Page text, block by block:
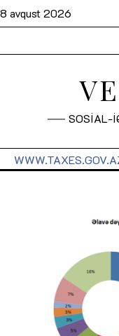
8 avqust 2026
SOSİAL-